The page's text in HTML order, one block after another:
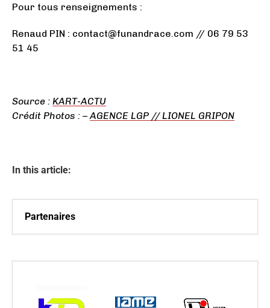
Pour tous renseignements :
Renaud PIN : contact@funandrace.com // 06 79 53
51 45
Source : KART-ACTU
Crédit Photos : –AGENCE LGP // LIONEL GRIPON
In this article:
Partenaires